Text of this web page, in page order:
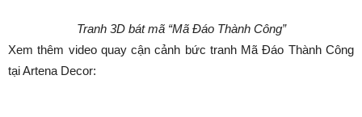
Tranh 3D bát mã “Mã Đáo Thành Công”
Xem thêm video quay cận cảnh bức tranh Mã Đáo Thành Công
tại Artena Decor: